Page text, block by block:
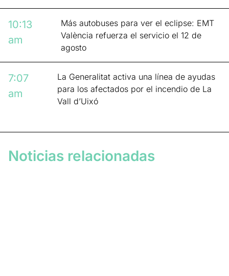
10:13
am
Más autobuses para ver el eclipse: EMT
València refuerza el servicio el 12 de
agosto
7:07
am
La Generalitat activa una línea de ayudas
para los afectados por el incendio de La
Vall d’Uixó
Noticias relacionadas